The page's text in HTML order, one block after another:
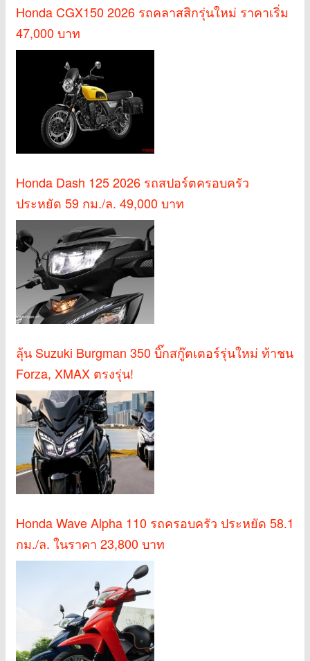
Honda CGX150 2026 รถคลาสสิกรุ่นใหม่ ราคาเริ่ม
47,000 บาท
Honda Dash 125 2026 รถสปอร์ตครอบครัว
ประหยัด 59 กม./ล. 49,000 บาท
ลุ้น Suzuki Burgman 350 บิ๊กสกู๊ตเตอร์รุ่นใหม่ ท้าชน
Forza, XMAX ตรงรุ่น!
Honda Wave Alpha 110 รถครอบครัว ประหยัด 58.1
กม./ล. ในราคา 23,800 บาท